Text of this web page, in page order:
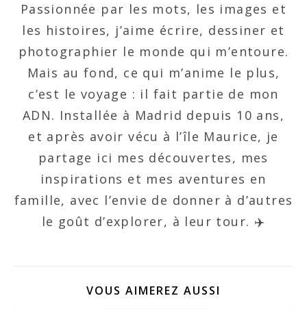
Passionnée par les mots, les images et
les histoires, j’aime écrire, dessiner et
photographier le monde qui m’entoure.
Mais au fond, ce qui m’anime le plus,
c’est le voyage : il fait partie de mon
ADN. Installée à Madrid depuis 10 ans,
et après avoir vécu à l’île Maurice, je
partage ici mes découvertes, mes
inspirations et mes aventures en
famille, avec l’envie de donner à d’autres
le goût d’explorer, à leur tour. ✈️
VOUS AIMEREZ AUSSI